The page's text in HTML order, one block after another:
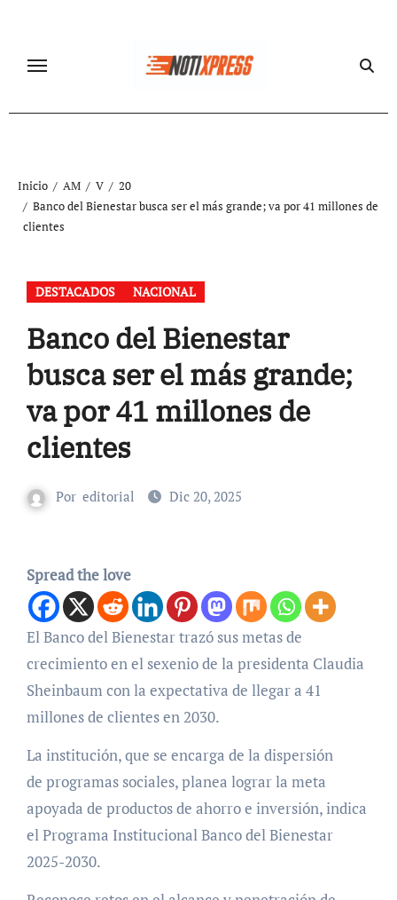
contenido
Inicio AM V
20
Banco del Bienestar busca ser el más grande; va por 41 millones de
clientes
DESTACADOS NACIONAL
Banco del Bienestar
busca ser el más grande;
va por 41 millones de
clientes
Por editorial Dic 20, 2025
Spread the love
El Banco del Bienestar trazó sus metas de
crecimiento en el sexenio de la presidenta Claudia
Sheinbaum con la expectativa de llegar a 41
millones de clientes en 2030.
La institución, que se encarga de la dispersión
de programas sociales, planea lograr la meta
apoyada de productos de ahorro e inversión, indica
el Programa Institucional Banco del Bienestar
2025-2030.